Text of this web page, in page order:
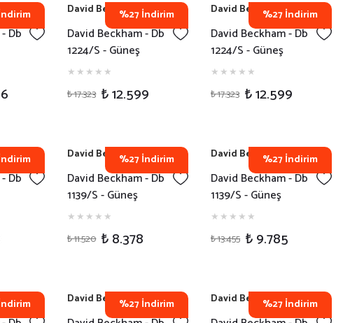
Db
%27 İndirim
David Beckham
David Beckham - Db
1224/S - Güneş
Gözlüğü - RHLIR
₺ 17.323 ₺ 12.599
%27 İndirim
David Beckham
David Beckham - Db
1224/S - Güneş
Gözlüğü - ONR08
₺ 17.323 ₺ 12.599
Db
%27 İndirim
David Beckham
David Beckham - Db
1139/S - Güneş
Gözlüğü - EX49K
₺ 11.520 ₺ 8.378
%27 İndirim
David Beckham
David Beckham - Db
1139/S - Güneş
Gözlüğü - 807KE
₺ 13.455 ₺ 9.785
%27 İndirim
David Beckham %27 İndirim
David Beckham